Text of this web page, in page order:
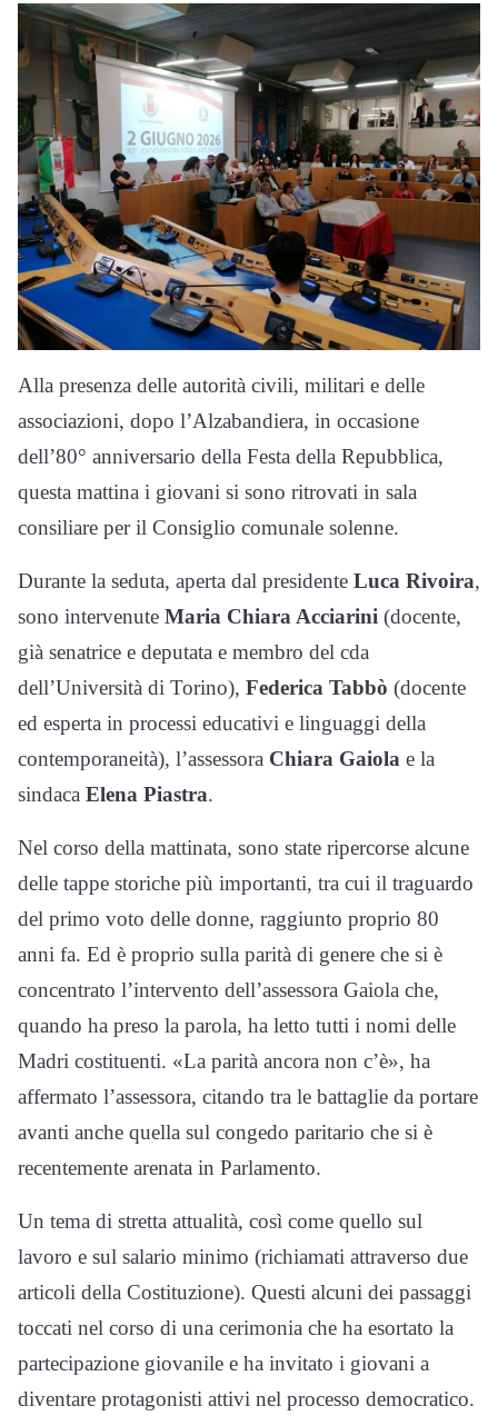
Alla presenza delle autorità civili, militari e delle
associazioni, dopo l’Alzabandiera, in occasione
dell’80° anniversario della Festa della Repubblica,
questa mattina i giovani si sono ritrovati in sala
consiliare per il Consiglio comunale solenne.
Durante la seduta, aperta dal presidente Luca Rivoira,
sono intervenute Maria Chiara Acciarini (docente,
già senatrice e deputata e membro del cda
dell’Università di Torino), Federica Tabbò (docente
ed esperta in processi educativi e linguaggi della
contemporaneità), l’assessora Chiara Gaiola e la
sindaca Elena Piastra.
Nel corso della mattinata, sono state ripercorse alcune
delle tappe storiche più importanti, tra cui il traguardo
del primo voto delle donne, raggiunto proprio 80
anni fa. Ed è proprio sulla parità di genere che si è
concentrato l’intervento dell’assessora Gaiola che,
quando ha preso la parola, ha letto tutti i nomi delle
Madri costituenti. «La parità ancora non c’è», ha
affermato l’assessora, citando tra le battaglie da portare
avanti anche quella sul congedo paritario che si è
recentemente arenata in Parlamento.
Un tema di stretta attualità, così come quello sul
lavoro e sul salario minimo (richiamati attraverso due
articoli della Costituzione). Questi alcuni dei passaggi
toccati nel corso di una cerimonia che ha esortato la
partecipazione giovanile e ha invitato i giovani a
diventare protagonisti attivi nel processo democratico.